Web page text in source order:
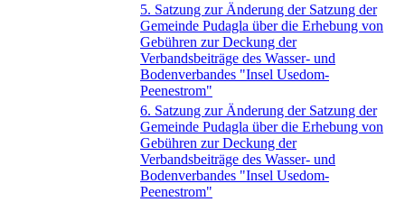
5. Satzung zur Änderung der Satzung der
Gemeinde Pudagla über die Erhebung von
Gebühren zur Deckung der
Verbandsbeiträge des Wasser- und
Bodenverbandes "Insel Usedom-
Peenestrom"
6. Satzung zur Änderung der Satzung der
Gemeinde Pudagla über die Erhebung von
Gebühren zur Deckung der
Verbandsbeiträge des Wasser- und
Bodenverbandes "Insel Usedom-
Peenestrom"